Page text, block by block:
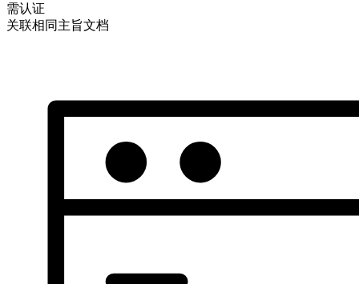
需认证
关联相同主旨文档